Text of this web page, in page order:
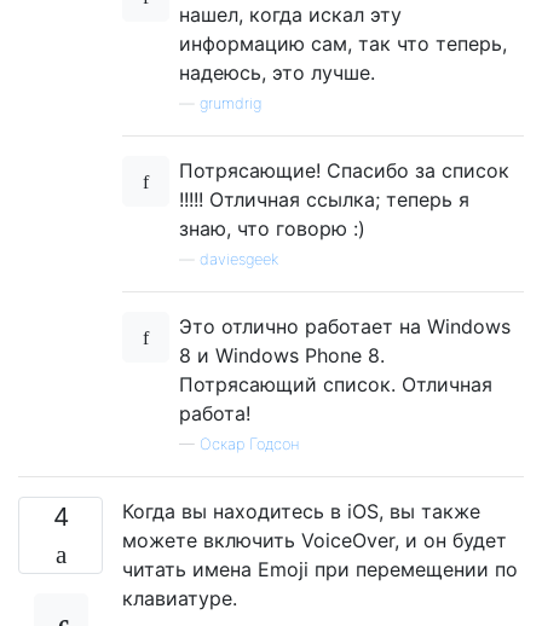
нашел, когда искал эту
информацию сам, так что теперь,
надеюсь, это лучше.
grumdrig
Потрясающие! Спасибо за список
!!!!! Отличная ссылка; теперь я
знаю, что говорю :)
daviesgeek
Это отлично работает на Windows
8 и Windows Phone 8.
Потрясающий список. Отличная
работа!
— Оскар Годсон
4
Когда вы находитесь в iOS, вы также
можете включить VoiceOver, и он будет
читать имена Emoji при перемещении по
клавиатуре.